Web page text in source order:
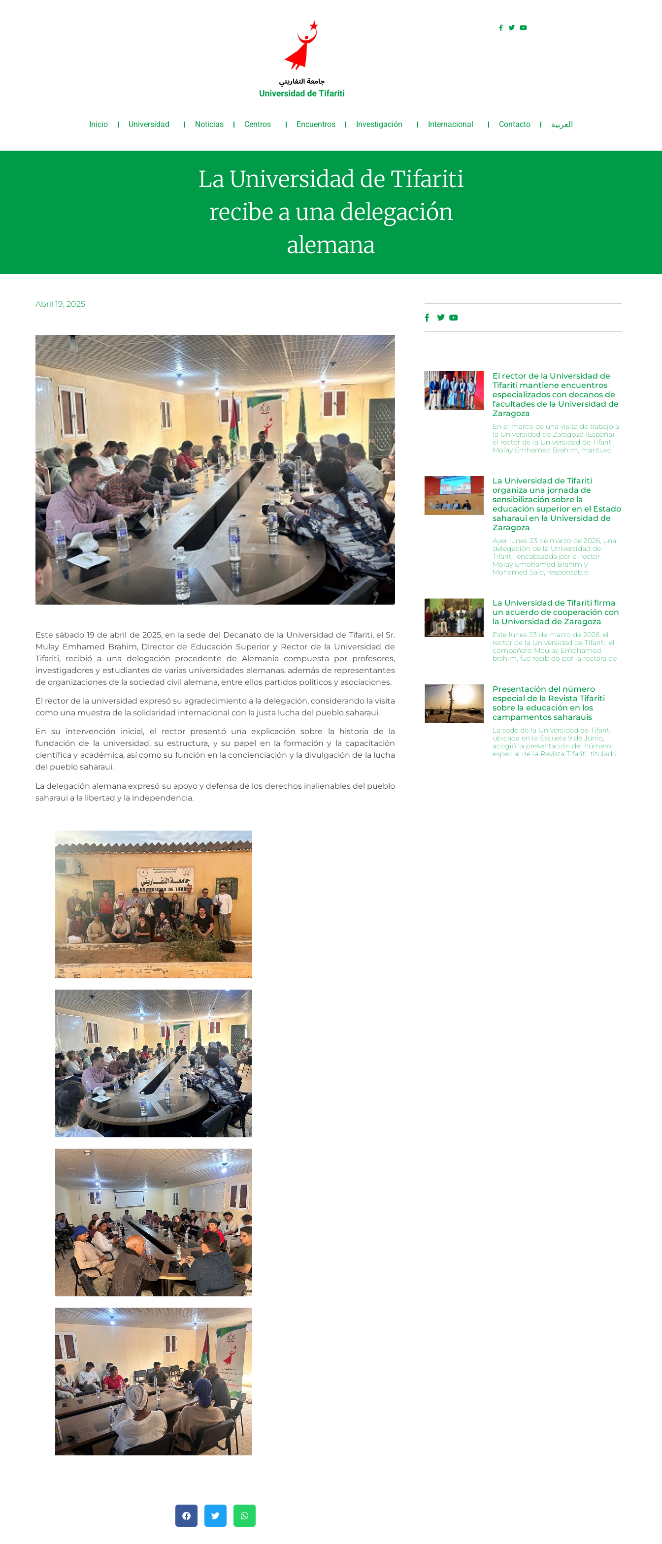
Inicio Universidad Noticias Centros Encuentros Investigación Internacional Contacto العربية
La Universidad de Tifariti
recibe a una delegación
alemana
Abril 19, 2025
Este sábado 19 de abril de 2025, en la sede del Decanato de la Universidad de Tifariti, el Sr.
Mulay Emhamed Brahim, Director de Educación Superior y Rector de la Universidad de
Tifariti, recibió a una delegación procedente de Alemania compuesta por profesores,
investigadores y estudiantes de varias universidades alemanas, además de representantes
de organizaciones de la sociedad civil alemana, entre ellos partidos políticos y asociaciones.
El rector de la universidad expresó su agradecimiento a la delegación, considerando la visita
como una muestra de la solidaridad internacional con la justa lucha del pueblo saharaui.
En su intervención inicial, el rector presentó una explicación sobre la historia de la
fundación de la universidad, su estructura, y su papel en la formación y la capacitación
científica y académica, así como su función en la concienciación y la divulgación de la lucha
del pueblo saharaui.
La delegación alemana expresó su apoyo y defensa de los derechos inalienables del pueblo
saharaui a la libertad y la independencia.
El rector de la Universidad de
Tifariti mantiene encuentros
especializados con decanos de
facultades de la Universidad de
Zaragoza
En el marco de una visita de trabajo a
la Universidad de Zaragoza (España),
el rector de la Universidad de Tifariti,
Molay Emhamed Brahim, mantuvo
La Universidad de Tifariti
organiza una jornada de
sensibilización sobre la
educación superior en el Estado
saharaui en la Universidad de
Zaragoza
Ayer lunes 23 de marzo de 2026, una
delegación de la Universidad de
Tifariti, encabezada por el rector
Molay Emohamed Brahim y
Mohamed Said, responsable
La Universidad de Tifariti firma
un acuerdo de cooperación con
la Universidad de Zaragoza
Este lunes 23 de marzo de 2026, el
rector de la Universidad de Tifariti, el
compañero Moulay Emohamed
brahim, fue recibido por la rectora de
Presentación del número
especial de la Revista Tifariti
sobre la educación en los
campamentos saharauis
La sede de la Universidad de Tifariti,
ubicada en la Escuela 9 de Junio,
acogió la presentación del número
especial de la Revista Tifariti, titulado